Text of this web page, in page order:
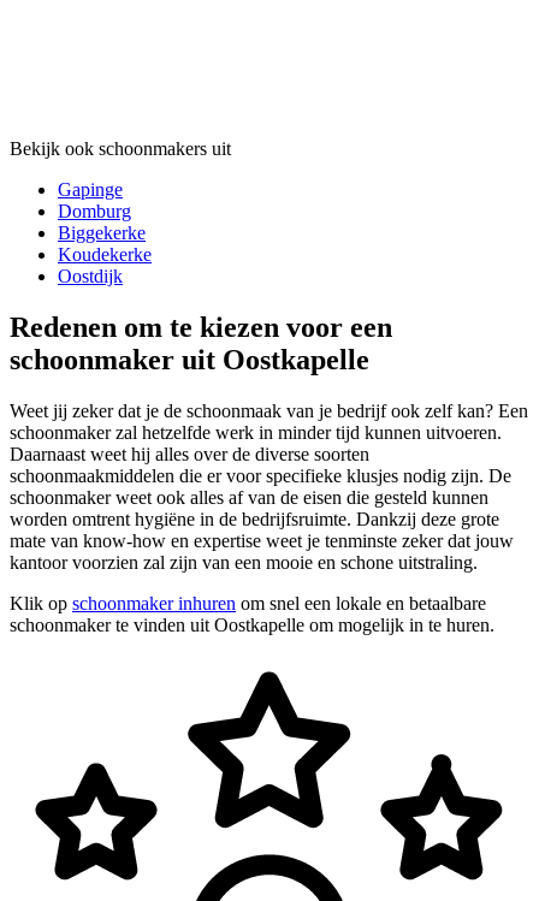
Bekijk ook schoonmakers uit
Gapinge
Domburg
Biggekerke
Koudekerke
Oostdijk
Redenen om te kiezen voor een
schoonmaker uit Oostkapelle
Weet jij zeker dat je de schoonmaak van je bedrijf ook zelf kan? Een
schoonmaker zal hetzelfde werk in minder tijd kunnen uitvoeren.
Daarnaast weet hij alles over de diverse soorten
schoonmaakmiddelen die er voor specifieke klusjes nodig zijn. De
schoonmaker weet ook alles af van de eisen die gesteld kunnen
worden omtrent hygiëne in de bedrijfsruimte. Dankzij deze grote
mate van know-how en expertise weet je tenminste zeker dat jouw
kantoor voorzien zal zijn van een mooie en schone uitstraling.
Klik op schoonmaker inhuren om snel een lokale en betaalbare
schoonmaker te vinden uit Oostkapelle om mogelijk in te huren.